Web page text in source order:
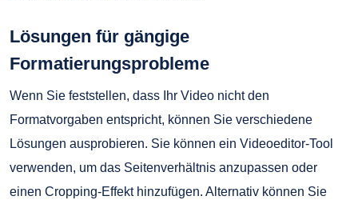
Lösungen für gängige
Formatierungsprobleme
Wenn Sie feststellen, dass Ihr Video nicht den
Formatvorgaben entspricht, können Sie verschiedene
Lösungen ausprobieren. Sie können ein Videoeditor-Tool
verwenden, um das Seitenverhältnis anzupassen oder
einen Cropping-Effekt hinzufügen. Alternativ können Sie